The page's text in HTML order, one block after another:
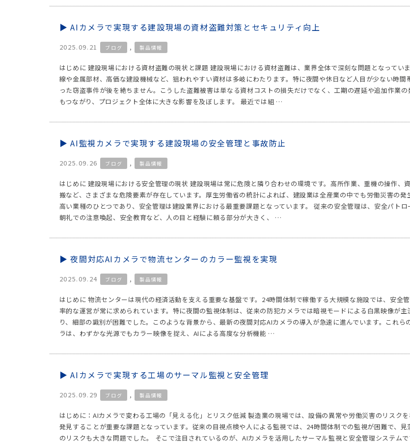
AIカメラで実現する建設現場の資材盗難対策とセキュリティ向上
2025.09.21 ブログ , 製品情報
はじめに 建設現場における資材盗難の現状と課題 建設現場における資材盗難は、業界全体で深刻な問題となってい
線や金属部材、高価な建設機械など、狙われやすい資材は多岐にわたります。特に夜間や休日など人目が少ない時間
った窃盗事件が後を絶ちません。こうした盗難被害は単なる資材コストの損失だけでなく、工期の遅延や追加作業の
もつながり、プロジェクト全体に大きな影響を及ぼします。 最近では組 …
AI監視カメラで実現する建設現場の安全管理と事故防止
2025.09.26 ブログ , 製品情報
はじめに 建設現場における安全管理の現状 建設現場は常に危険と隣り合わせの環境です。高所作業、重機の操作、
搬など、さまざまな危険要素が存在しています。厚生労働省の統計によれば、建設業は全産業の中でも労働災害の発
高い業種のひとつであり、安全管理は建設業界における最重要課題となっています。 従来の安全管理は、安全パトロ
朝礼での注意喚起、安全教育など、人の目と経験に頼る部分が大きく、 …
夜間対応AIカメラで物流センターのカラー監視を実現
2025.09.24 ブログ , 製品情報
はじめに 物流センターは現代の経済活動を支える重要な基盤です。24時間体制で稼働する大規模な施設では、安全
率的な運営が常に求められています。特に夜間の監視体制は、従来の防犯カメラでは暗視モードによる白黒映像が主
り、細部の識別が困難でした。このような背景から、最新の夜間対応AIカメラの導入が急速に進んでいます。これら
ラは、わずかな光源でもカラー映像を捉え、AIによる高度な分析機能 …
AIカメラで実現する工場のサーマル監視と安全管理
2025.09.29 ブログ , 製品情報
はじめに：AIカメラで変わる工場の「見える化」とリスク低減 製造業の現場では、設備の異常や労働災害のリスク
発見することが重要な課題となっています。従来の目視点検や人による監視では、24時間体制での監視が困難で、見
のリスクも大きな問題でした。 そこで注目されているのが、AIカメラを活用したサーマル監視と安全管理システムで